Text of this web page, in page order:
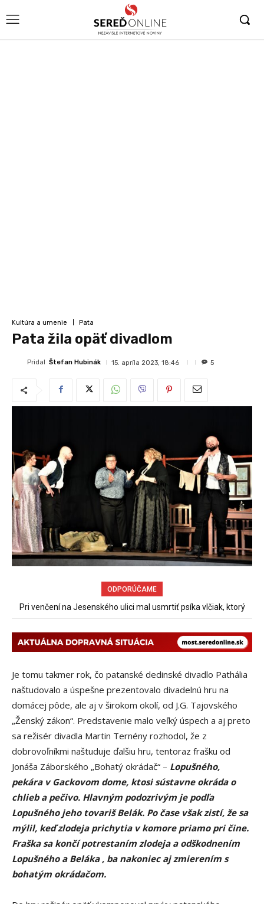
Kultúra a umenie Pata
Pata žila opäť divadlom
Pridal Štefan Hubinák 15. apríla 2023, 18:46 5
ODPORÚČAME
Spor rybárov o rybársky revír pokračuje
Je tomu takmer rok, čo patanské dedinské divadlo Pathália
naštudovalo a úspešne prezentovalo divadelnú hru na
domácej pôde, ale aj v širokom okolí, od J.G. Tajovského
„Ženský zákon“. Predstavenie malo veľký úspech a aj preto
sa režisér divadla Martin Ternény rozhodol, že z
dobrovoľníkmi naštuduje ďalšiu hru, tentoraz frašku od
Jonáša Záborského „Bohatý okrádač“ – Lopušného,
pekára v Gackovom dome, ktosi sústavne okráda o
chlieb a pečivo. Hlavným podozrivým je podľa
Lopušného jeho tovariš Belák. Po čase však zistí, že sa
mýlil, keď zlodeja prichytia v komore priamo pri čine.
Fraška sa končí potrestaním zlodeja a odškodnením
Lopušného a Beláka , ba nakoniec aj zmierením s
bohatým okrádačom.